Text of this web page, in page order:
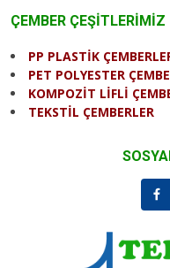
ÇEMBER ÇEŞİTLERİMİZ
PP PLASTİK
PET POLYESTER
KOMPOZİT LİFLİ
TEKSTİL ÇEMBERLER